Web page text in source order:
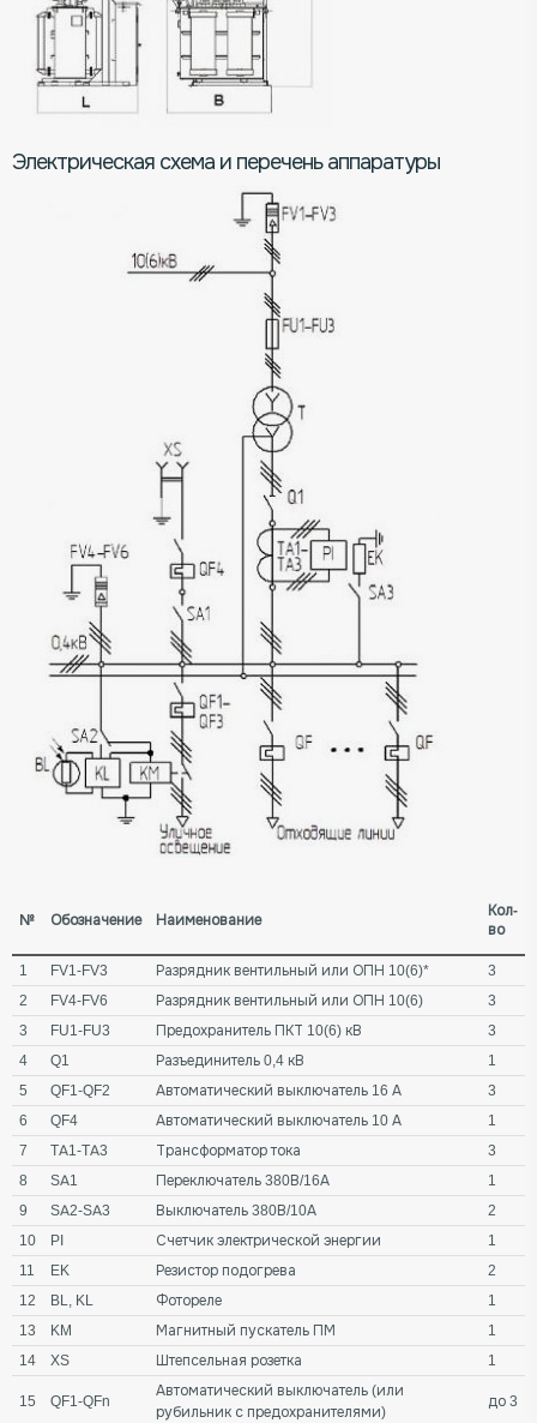
Электрическая схема и перечень аппаратуры
№ Обозначение Наименование
Кол-
во
1 FV1-FV3 Разрядник вентильный или ОПН 10(6)*
3
2
FV4-FV6 Разрядник вентильный или ОПН 10(6)
3
3
FU1-FU3 Предохранитель ПКТ 10(6) кВ
3
4
Q1 Разъединитель 0,4 кВ
1
5
QF1-QF2 Автоматический выключатель 16 А
3
6
QF4 Автоматический выключатель 10 А
1
7
TA1-TA3 Трансформатор тока
3
8
SA1 Переключатель 380В/16А
1
9
SA2-SA3 Выключатель 380В/10А
2
10
PI Счетчик электрической энергии
1
11
EK Резистор подогрева
2
12
BL, KL Фотореле
1
13
KM Магнитный пускатель ПМ
1
14
XS Штепсельная розетка 1
15 QF1-QFn
Автоматический выключатель (или
рубильник с предохранителями)
до 3